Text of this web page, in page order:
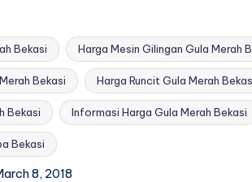
Bekasi Harga Mesin Gilingan Gula Merah
Bekasi Harga Runcit Gula Merah
Bekasi Informasi Harga Gula Merah Bekasi
Bekasi
8, 2018